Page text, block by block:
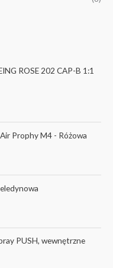
ROSE 202 CAP-B 1:1
Prophy M4 - Różowa
PUSH, wewnętrzne